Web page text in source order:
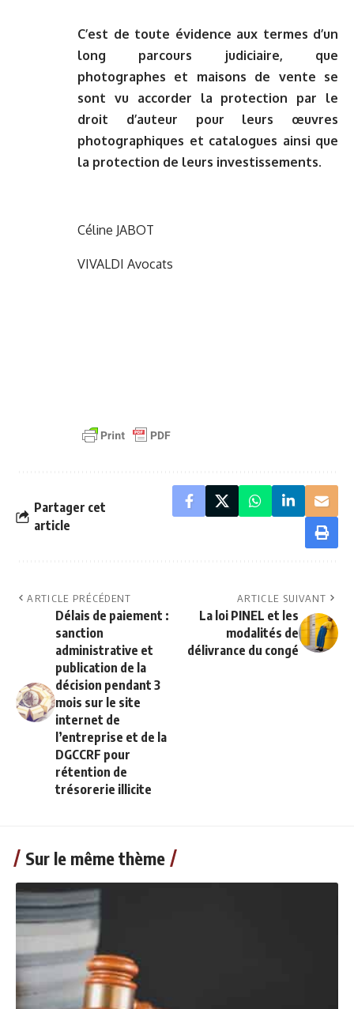
C’est de toute évidence aux termes d’un
long parcours judiciaire, que
photographes et maisons de vente se
sont vu accorder la protection par le
droit d’auteur pour leurs œuvres
photographiques et catalogues ainsi que
la protection de leurs investissements.
Céline JABOT
VIVALDI Avocats
Partager cet
article
ARTICLE PRÉCÉDENT
Délais de paiement :
sanction
administrative et
publication de la
décision pendant 3
mois sur le site
internet de
l’entreprise et de la
DGCCRF pour
rétention de
trésorerie illicite
ARTICLE SUIVANT
La loi PINEL et les
modalités de
délivrance du congé
Sur le même thème